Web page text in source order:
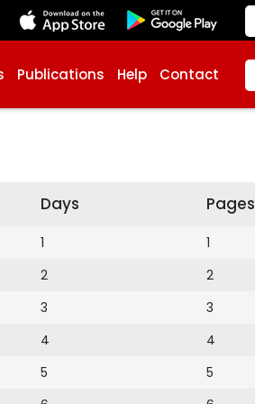
Publications Help Contact
Days
1
2
3
4
5
Pages
1
2
3
4
5